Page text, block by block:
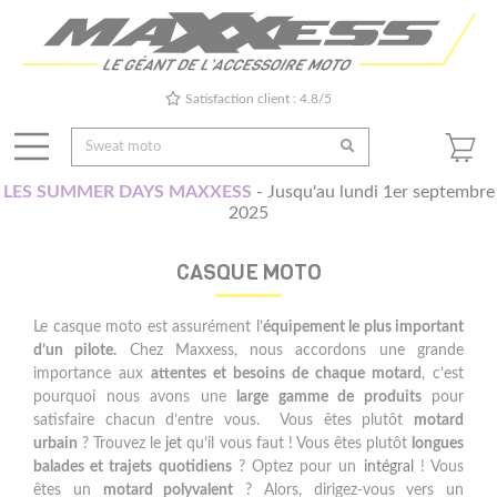
Satisfaction client : 4.8/5
LES SUMMER DAYS MAXXESS - Jusqu'au lundi 1er septembre
2025
CASQUE MOTO
Le casque moto est assurément l’équipement le plus important
d’un pilote. Chez Maxxess, nous accordons une grande
importance aux attentes et besoins de chaque motard , c’est
pourquoi nous avons une
large gamme de produitspour
satisfaire chacun d’entre vous. Vous êtes plutôt motard
urbain ? Trouvez le jet qu’il vous faut ! Vous êtes plutôt longues
balades et trajets quotidiens? Optez pour un intégral ! Vous
êtes un motard polyvalent ? Alors, dirigez-vous vers un